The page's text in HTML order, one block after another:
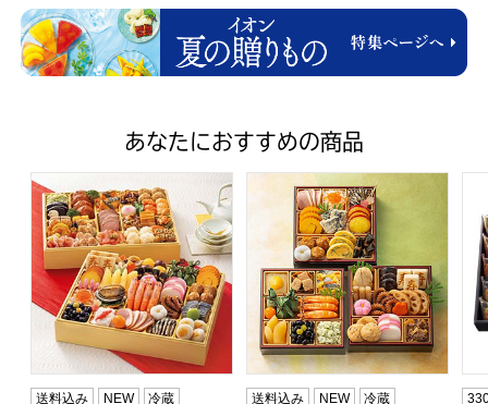
あなたにおすすめの商品
トップバリュ 和洋中特大二段重「饗宴」(きょうえん)【4
送料込み NEW 冷蔵
トップバリュ 和風三段重「
送料込み NEW 冷蔵